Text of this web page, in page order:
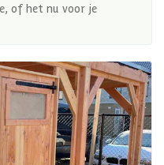
of het nu voor je